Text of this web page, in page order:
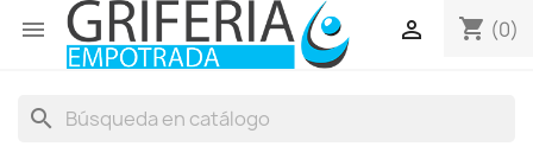
 shopping_cart (0)

search